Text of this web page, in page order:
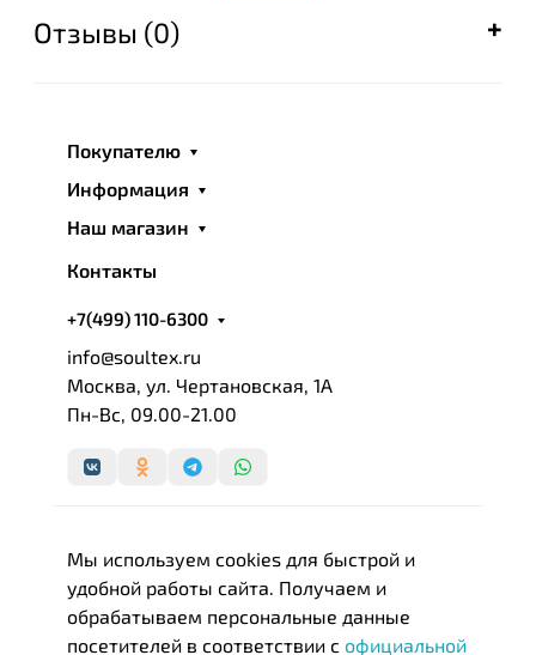
Отзывы (0)
Покупателю
Информация
Наш магазин
Контакты
+7(499) 110-6300
info@soultex.ru
Москва, ул. Чертановская, 1А
Пн-Вс, 09.00-21.00
Мы используем cookies для быстрой и
удобной работы сайта. Получаем и
обрабатываем персональные данные
посетителей в соответствии с официальной